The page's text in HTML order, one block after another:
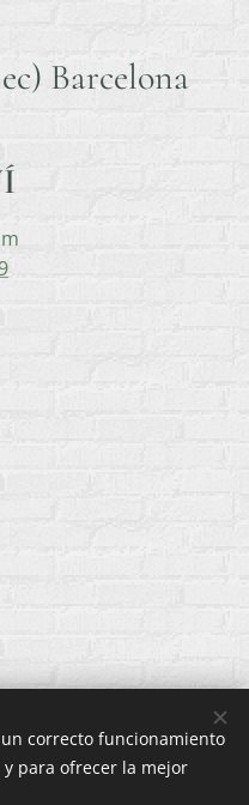
Barcelona
Cookies
correcto funcionamiento
para ofrecer la mejor